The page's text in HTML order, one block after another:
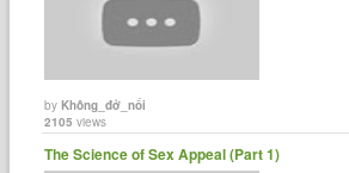
byKhông_đở_nổi
2105 views
The Science of Sex Appeal (Part 1)